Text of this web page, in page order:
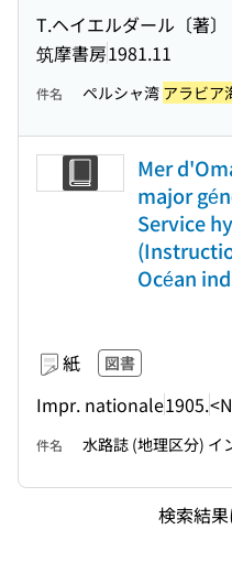
T.ヘイエルダール〔著
筑摩書房1981.11
件名 ペルシャ湾 アラビア
Mer
major
Service
Océan
紙 図書
Impr. nationale1905.
件名 水路誌 (地理区分) イ
検索結果